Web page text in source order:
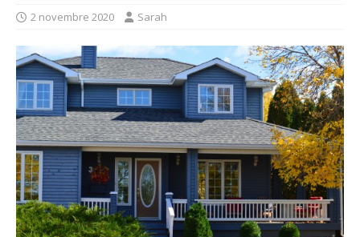
2 novembre 2020 Sarah